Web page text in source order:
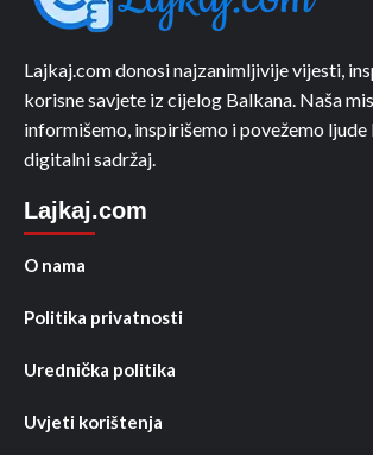
Lajkaj.com donosi najzanimljivije vijesti,
korisne savjete iz cijelog Balkana. Naša
informišemo, inspirišemo i povežemo
digitalni sadržaj.
Lajkaj.com
O nama
Politika privatnosti
Urednička politika
Uvjeti korištenja